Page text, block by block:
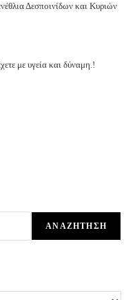
Δεσποινίδων και Κυριών
με υγεία και δύναμη.!
ΑΝΑΖΉΤΗΣΗ